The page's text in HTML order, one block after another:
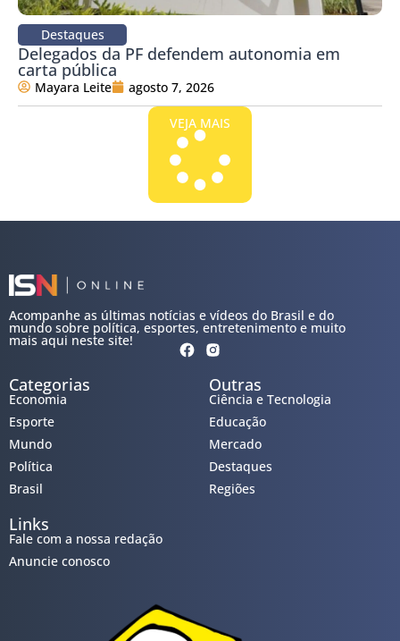
Destaques
Delegados da PF defendem autonomia em
carta pública
Mayara Leite agosto 7, 2026
VEJA MAIS
Acompanhe as últimas notícias e vídeos do Brasil e do
mundo sobre política, esportes, entretenimento e muito
mais aqui neste site!
Categorias
Economia
Esporte
Mundo
Política
Brasil
Outras
Ciência e Tecnologia
Educação
Mercado
Destaques
Regiões
Links
Fale com a nossa redação
Anuncie conosco